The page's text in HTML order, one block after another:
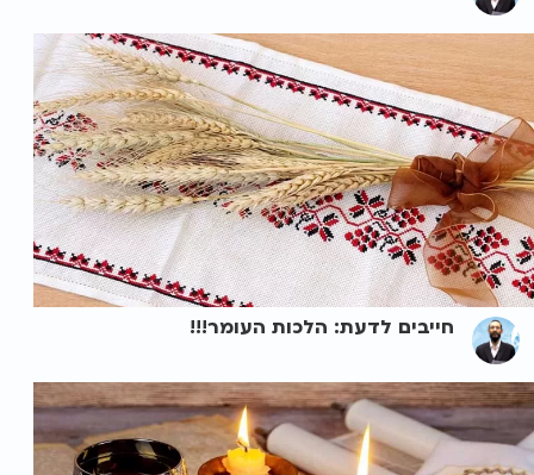
חייבים לדעת: הלכות העומר!!!